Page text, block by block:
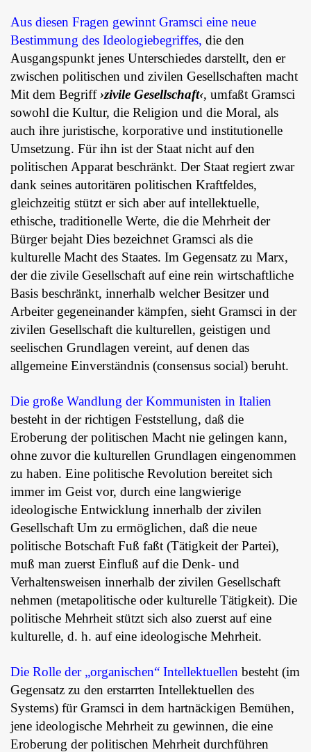
Aus diesen Fragen gewinnt Gramsci eine neue
Bestimmung des Ideologiebegriffes, die den
Ausgangspunkt jenes Unterschiedes darstellt, den er
zwischen politischen und zivilen Gesellschaften macht
Mit dem Begriff›zivile Gesellschaft‹, umfaßt Gramsci
sowohl die Kultur, die Religion und die Moral, als
auch ihre juristische, korporative und institutionelle
Umsetzung. Für ihn ist der Staat nicht auf den
politischen Apparat beschränkt. Der Staat regiert zwar
dank seines autoritären politischen Kraftfeldes,
gleichzeitig stützt er sich aber auf intellektuelle,
ethische, traditionelle Werte, die die Mehrheit der
Bürger bejaht Dies bezeichnet Gramsci als die
kulturelle Macht des Staates. Im Gegensatz zu Marx,
der die zivile Gesellschaft auf eine rein wirtschaftliche
Basis beschränkt, innerhalb welcher Besitzer und
Arbeiter gegeneinander kämpfen, sieht Gramsci in der
zivilen Gesellschaft die kulturellen, geistigen und
seelischen Grundlagen vereint, auf denen das
allgemeine Einverständnis (consensus social) beruht.
Die große Wandlung der Kommunisten in Italien
besteht in der richtigen Feststellung, daß die
Eroberung der politischen Macht nie gelingen kann,
ohne zuvor die kulturellen Grundlagen eingenommen
zu haben. Eine politische Revolution bereitet sich
immer im Geist vor, durch eine langwierige
ideologische Entwicklung innerhalb der zivilen
Gesellschaft Um zu ermöglichen, daß die neue
politische Botschaft Fuß faßt (Tätigkeit der Partei),
muß man zuerst Einfluß auf die Denk- und
Verhaltensweisen innerhalb der zivilen Gesellschaft
nehmen (metapolitische oder kulturelle Tätigkeit). Die
politische Mehrheit stützt sich also zuerst auf eine
kulturelle, d. h. auf eine ideologische Mehrheit.
Die Rolle der „organischen“ Intellektuellen besteht (im
Gegensatz zu den erstarrten Intellektuellen des
Systems) für Gramsci in dem hartnäckigen Bemühen,
jene ideologische Mehrheit zu gewinnen, die eine
Eroberung der politischen Mehrheit durchführen